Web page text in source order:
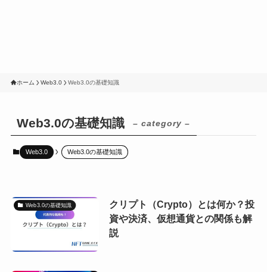
ホーム Web3.0 Web3.0の基礎知識
Web3.0の基礎知識 – category –
Web3.0 Web3.0の基礎知識
Web3.0の基礎知識
クリプト（Crypto）とは何か？投
資や決済、仮想通貨との関係も解
説